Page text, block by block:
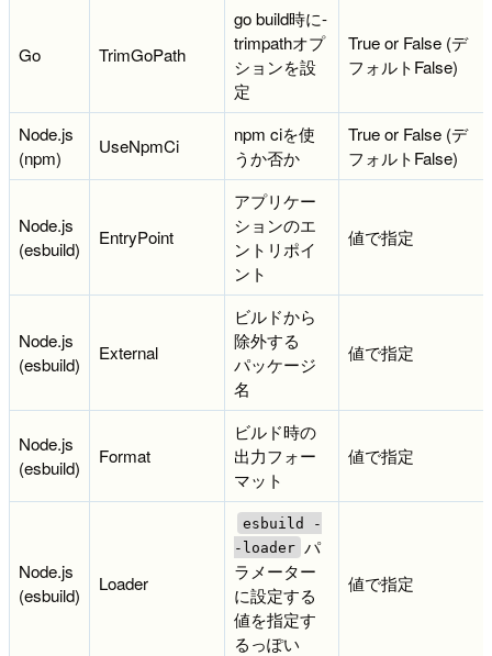
Go TrimGoPath
go build時に-
trimpathオプ
ションを設
定
True or False (デ
フォルトFalse)
Node.js
(npm)
UseNpmCi
npm ciを使
うか否か
True or False (デ
フォルトFalse)
Node.js
(esbuild)
EntryPoint
アプリケー
ションのエ
ントリポイ
ント
値で指定
Node.js
(esbuild)
External
ビルドから
除外する
パッケージ
名
値で指定
Node.js
(esbuild)
Format
ビルド時の
出力フォー
マット
値で指定
Node.js
(esbuild)
Loader
esbuild -
-loader パ
ラメーター
に設定する
値を指定す
るっぽい
値で指定